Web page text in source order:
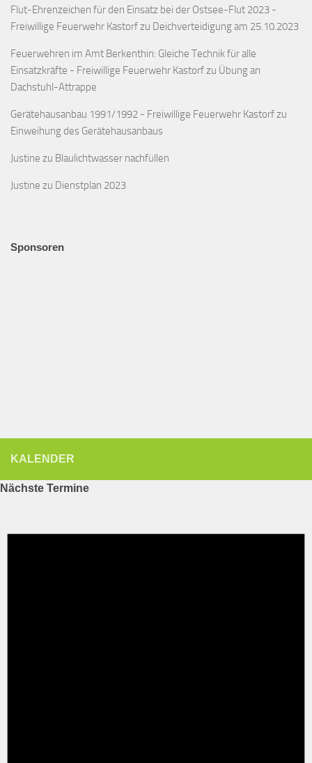
Flut-Ehrenzeichen für den Einsatz bei der Ostsee-Flut 2023 -
Freiwillige Feuerwehr Kastorfzu Deichverteidigung am 25.10.2023
Feuerwehren im Amt Berkenthin: Gleiche Technik für alle
Einsatzkräfte - Freiwillige Feuerwehr Kastorfzu Übung an
Dachstuhl-Attrappe
Gerätehausanbau 1991/1992 - Freiwillige Feuerwehr Kastorfzu
Einweihung des Gerätehausanbaus
Justine zu Blaulichtwasser nachfüllen
Justine zu Dienstplan 2023
Sponsoren
KALENDER
Nächste Termine